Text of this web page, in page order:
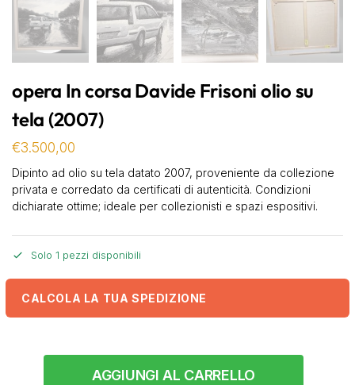
opera In corsa Davide Frisoni olio su
tela (2007)
€3.500,00
Dipinto ad olio su tela datato 2007, proveniente da collezione
privata e corredato da certificati di autenticità. Condizioni
dichiarate ottime; ideale per collezionisti e spazi espositivi.
Solo 1 pezzi disponibili
CALCOLA LA TUA SPEDIZIONE
AGGIUNGI AL CARRELLO